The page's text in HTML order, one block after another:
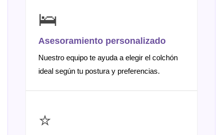
🛌
Asesoramiento personalizado
Nuestro equipo te ayuda a elegir el colchón
ideal según tu postura y preferencias.
⭐